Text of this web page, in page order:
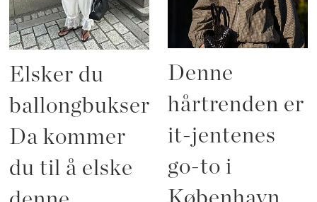
Elsker du
ballongbukser?
Da kommer
du til å elske
Denne
hårtrenden er
it-jentenes
go-to i